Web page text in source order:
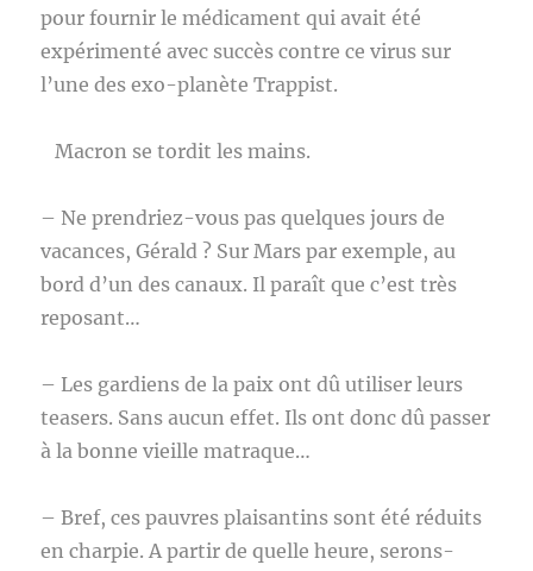
pour fournir le médicament qui avait été
expérimenté avec succès contre ce virus sur
l’une des exo-planète Trappist.
Macron se tordit les mains.
– Ne prendriez-vous pas quelques jours de
vacances, Gérald ? Sur Mars par exemple, au
bord d’un des canaux. Il paraît que c’est très
reposant…
– Les gardiens de la paix ont dû utiliser leurs
teasers. Sans aucun effet. Ils ont donc dû passer
à la bonne vieille matraque…
– Bref, ces pauvres plaisantins sont été réduits
en charpie. A partir de quelle heure, serons-